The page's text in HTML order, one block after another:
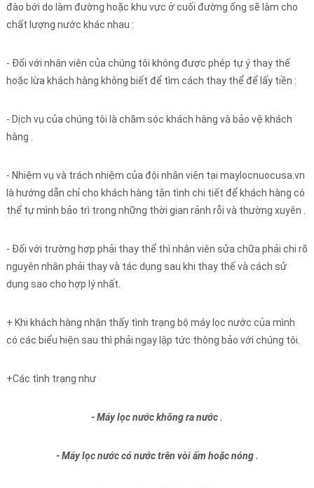
đào bới do làm đường hoặc khu vực ở cuối đường ống sẽ làm cho
chất lượng nước khác nhau :
- Đối với nhân viên của chúng tôi không được phép tự ý thay thế
hoặc lừa khách hàng không biết để tìm cách thay thể để lấy tiền :
- Dịch vụ của chúng tôi là chăm sóc khách hàng và bảo vệ khách
hàng .
- Nhiệm vụ và trách nhiệm của đội nhân viên tại maylocnuocusa.vn
là hướng dẫn chỉ cho khách hàng tận tình chi tiết để khách hàng có
thể tự mình bảo trì trong những thời gian rảnh rỗi và thường xuyên .
- Đối với trường hợp phải thay thể thì nhân viên sửa chữa phải chi rõ
nguyên nhân phải thay và tác dụng sau khi thay thế và cách sử
dụng sao cho hợp lý nhất.
+ Khi khách hàng nhận thấy tình trạng bộ máy lọc nước của mình
có các biểu hiện sau thì phải ngay lập tức thông bảo với chúng tôi.
+Các tình trạng như
- Máy lọc nước không ra nước .
- Máy lọc nước có nước trên vòi ấm hoặc nóng .